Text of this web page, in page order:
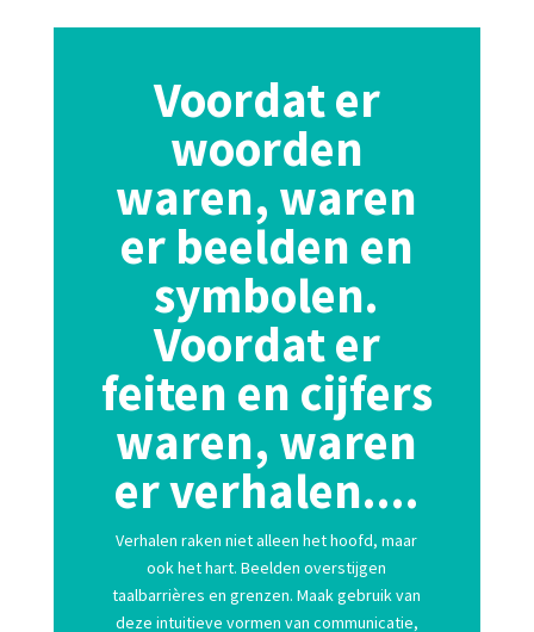
Voordat er
woorden
waren, waren
er beelden en
symbolen.
Voordat er
feiten en cijfers
waren, waren
er verhalen....
Verhalen raken niet alleen het hoofd, maar
ook het hart. Beelden overstijgen
taalbarrières en grenzen. Maak gebruik van
deze intuitieve vormen van communicatie,